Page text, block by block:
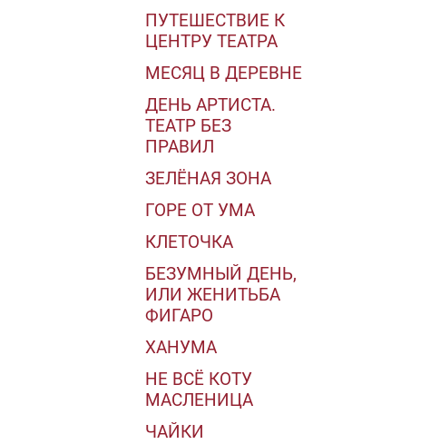
ПУТЕШЕСТВИЕ К
ЦЕНТРУ ТЕАТРА
МЕСЯЦ В ДЕРЕВНЕ
ДЕНЬ АРТИСТА.
ТЕАТР БЕЗ
ПРАВИЛ
ЗЕЛЁНАЯ ЗОНА
ГОРЕ ОТ УМА
КЛЕТОЧКА
БЕЗУМНЫЙ ДЕНЬ,
ИЛИ ЖЕНИТЬБА
ФИГАРО
ХАНУМА
НЕ ВСЁ КОТУ
МАСЛЕНИЦА
ЧАЙКИ